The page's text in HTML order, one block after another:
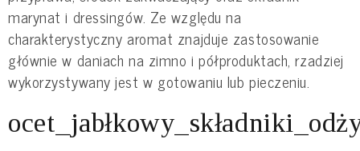
marynat i dressingów. Ze względu na
charakterystyczny aromat znajduje zastosowanie
głównie w daniach na zimno i półproduktach, rzadziej
wykorzystywany jest w gotowaniu lub pieczeniu.